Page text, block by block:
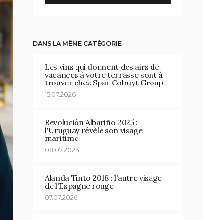
DANS LA MÊME CATÉGORIE
Les vins qui donnent des airs de
vacances à votre terrasse sont à
trouver chez Spar Colruyt Group
15.07.2026
Revolución Albariño 2025 :
l'Uruguay révèle son visage
maritime
08.07.2026
Alanda Tinto 2018 : l'autre visage
de l'Espagne rouge
07.07.2026